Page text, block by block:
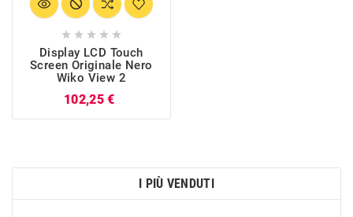
    
Display LCD Touch
Screen Originale Nero
Wiko View 2
102,25 €
I PIÙ VENDUTI